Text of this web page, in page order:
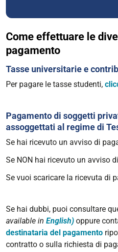
Come effettuare le
pagamento
Tasse universitarie e
Per pagare le tasse studenti,
Pagamento di soggetti
assoggettati al regime di
Se hai ricevuto un avviso di
Se NON hai ricevuto un avviso
Se vuoi scaricare la ricevuta di
Se hai dubbi, puoi consultare
available in English) oppure
destinataria del pagamento
contratto o sulla richiesta di